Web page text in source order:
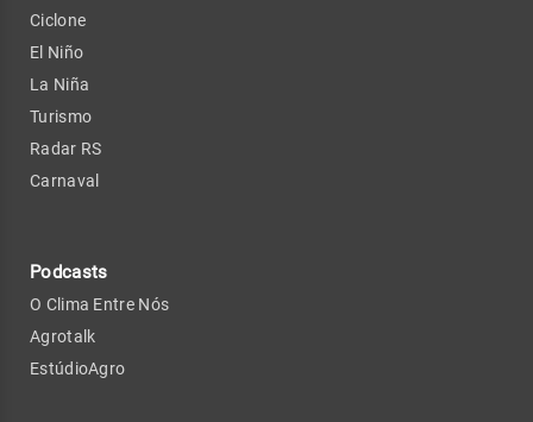
Ciclone
El Niño
La Niña
Turismo
Radar RS
Carnaval
Podcasts
O Clima Entre Nós
Agrotalk
EstúdioAgro